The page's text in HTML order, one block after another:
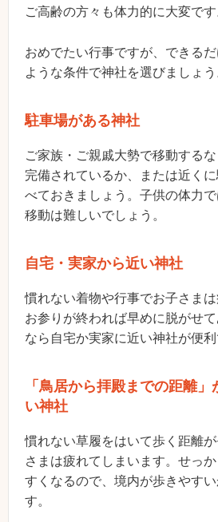
ご高齢の方々も体力的に大変です
おめでたい行事ですが、できる
ような条件で神社を選びましょう
駐車場がある神社
ご家族・ご親戚大勢で移動する
完備されているか、または近く
べておきましょう。子供の体力
移動は難しいでしょう。
自宅・実家から近い神社
慣れない着物や行事でお子さまは
お参りが終われば早めに脱がせ
なら自宅か実家に近い神社が便利
「鳥居から拝殿までの距離
い神社
慣れない草履をはいて歩く距離
さまは疲れてしまいます。せっ
すくなるので、境内が歩きやす
す。